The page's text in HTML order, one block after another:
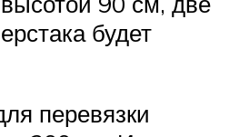
будет
перевязки